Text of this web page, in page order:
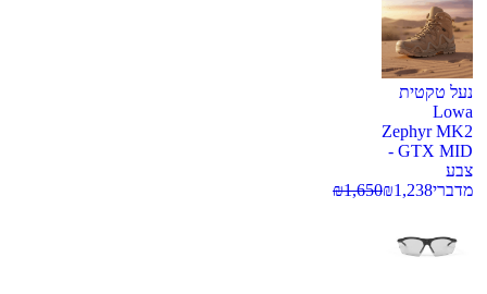
נעל טקטית
Lowa
Zephyr MK2
GTX MID -
צבע
מדברי
₪1,238
₪1,650